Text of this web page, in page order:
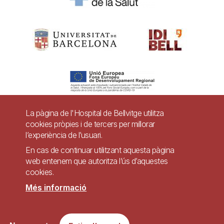
Pie
página
Contacte
Accessibilitat Avís legal Ajuda
Lloc web accessible de conformitat amb el Reial Decret 1112/2018, de 7 de
La pàgina de l'Hospital de Bellvitge utilitza
cookies pròpies i de tercers per millorar
l’experiència de l’usuari.
En cas de continuar utilitzant aquesta pàgina
web entenem que autoritza l’ús d’aquestes
cookies.
Més informació